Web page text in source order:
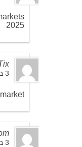
2025
3 במרץ 2025 ב 3:29
3 במרץ 2025 ב 3:34